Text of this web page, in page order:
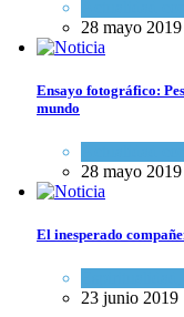
28 mayo 2019
Ensayo fotográfico:
mundo
28 mayo 2019
El inesperado
23 junio 2019